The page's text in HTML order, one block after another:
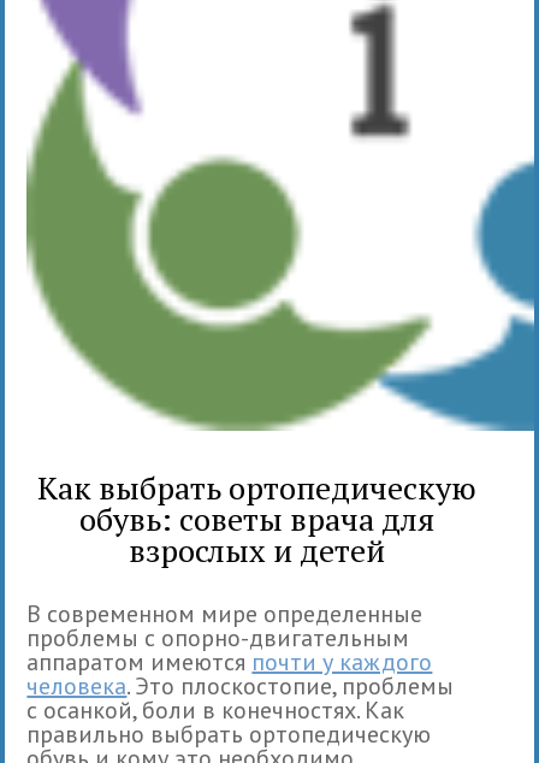
Как выбрать ортопедическую
обувь: советы врача для
взрослых и детей
В современном мире определенные
проблемы с опорно-двигательным
аппаратом имеются почти у каждого
человека. Это плоскостопие, проблемы
с осанкой, боли в конечностях. Как
правильно выбрать ортопедическую